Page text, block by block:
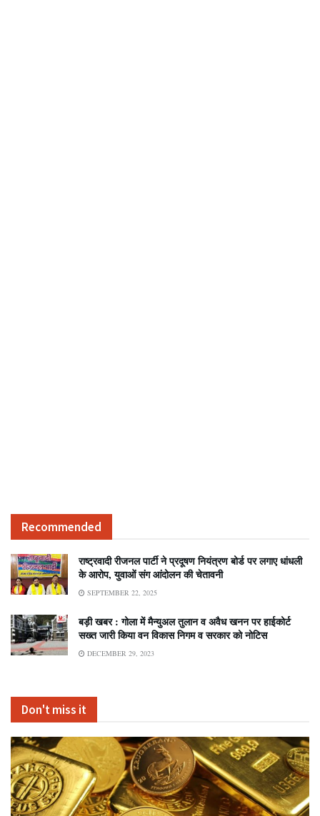
Recommended
राष्ट्रवादी रीजनल पार्टी ने प्रदूषण नियंत्रण बोर्ड पर लगाए धांधली
के आरोप, युवाओं संग आंदोलन की चेतावनी
SEPTEMBER 22, 2025
बड़ी खबर : गोला में मैन्युअल तुलान व अवैध खनन पर हाईकोर्ट
सख्त जारी किया वन विकास निगम व सरकार को नोटिस
DECEMBER 29, 2023
Don't miss it